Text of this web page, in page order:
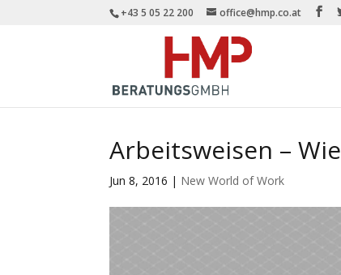
+43 5 05 22 200 office@hmp.co.at
Arbeitsweisen –
Jun 8, 2016 | New World of Work